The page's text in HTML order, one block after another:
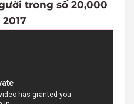
trong số 20,000